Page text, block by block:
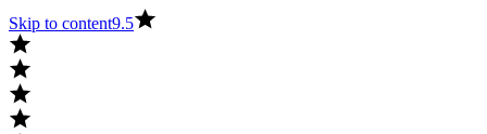
Skip to content9.5